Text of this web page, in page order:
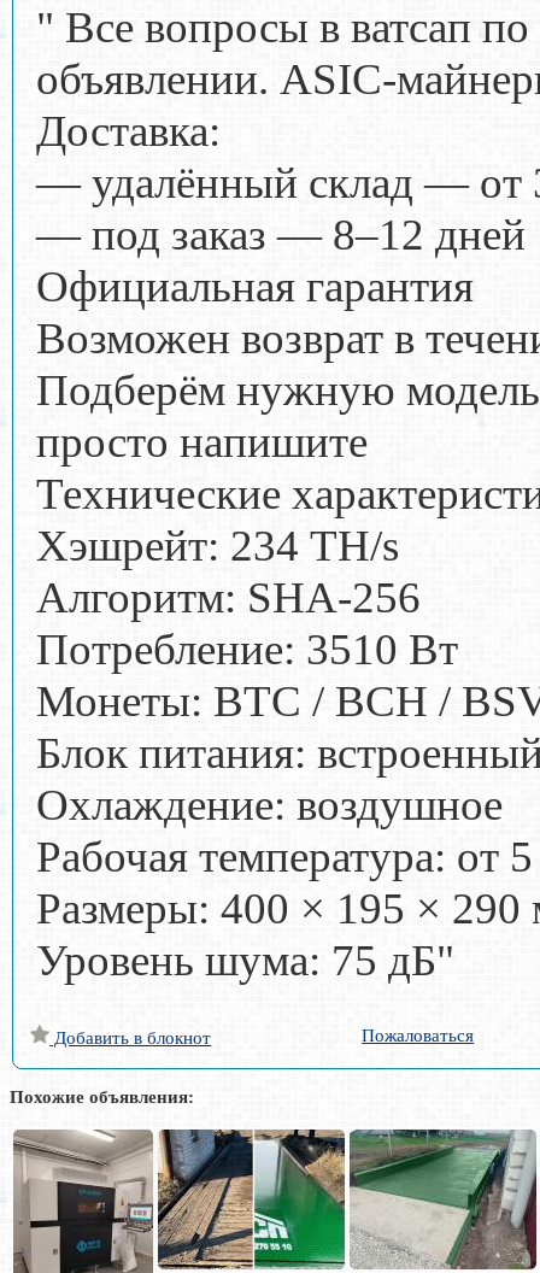
" Все вопросы в ватсап
объявлении. ASIC-
Доставка:
— удалённый склад — от
— под заказ — 8–12 дней
Официальная гарантия
Возможен возврат в
Подберём нужную
просто напишите
Технические
Хэшрейт: 234 TH/s
Алгоритм: SHA-256
Потребление: 3510 Вт
Монеты: BTC / BCH /
Блок питания:
Охлаждение: воздушное
Рабочая температура: от
Размеры: 400 × 195 × 290
Уровень шума: 75 дБ"
Добавить в блокнот Пожаловаться
Похожие объявления: